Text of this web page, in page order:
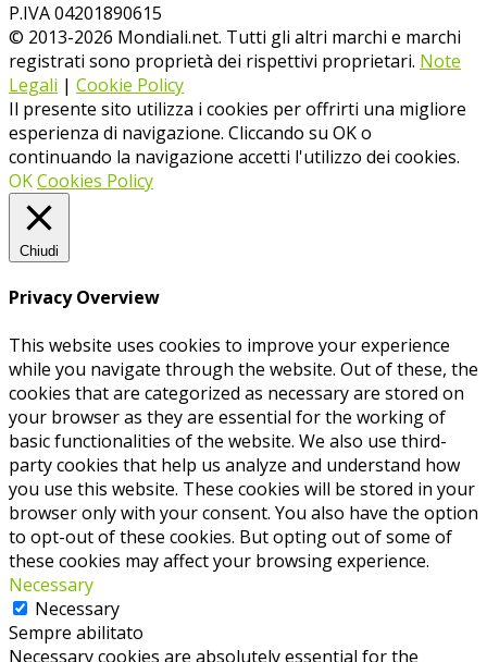
P.IVA 04201890615
© 2013-2026 Mondiali.net. Tutti gli altri marchi e marchi
registrati sono proprietà dei rispettivi proprietari. Note
Legali | Cookie Policy
Il presente sito utilizza i cookies per offrirti una migliore
esperienza di navigazione. Cliccando su OK o
continuando la navigazione accetti l'utilizzo dei cookies.
OKCookies Policy
Chiudi
Privacy Overview
This website uses cookies to improve your experience
while you navigate through the website. Out of these, the
cookies that are categorized as necessary are stored on
your browser as they are essential for the working of
basic functionalities of the website. We also use third-
party cookies that help us analyze and understand how
you use this website. These cookies will be stored in your
browser only with your consent. You also have the option
to opt-out of these cookies. But opting out of some of
these cookies may affect your browsing experience.
Necessary
Necessary
Sempre abilitato
Necessary cookies are absolutely essential for the